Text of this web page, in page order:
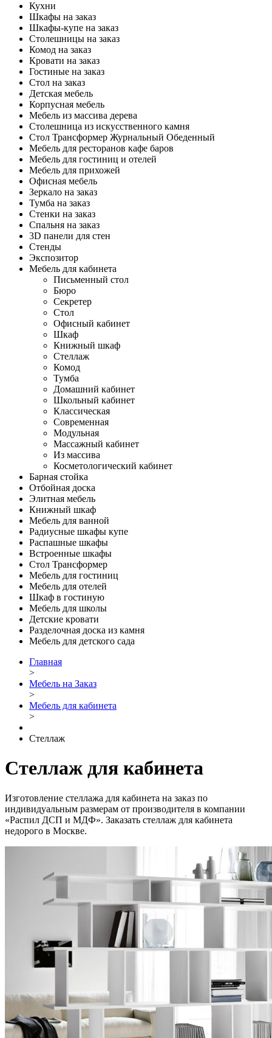
Кухни
Шкафы на заказ
Шкафы-купе на заказ
Столешницы на заказ
Комод на заказ
Кровати на заказ
Гостиные на заказ
Стол на заказ
Детская мебель
Корпусная мебель
Мебель из массива дерева
Столешница из искусственного камня
Стол Трансформер Журнальный Обеденный
Мебель для ресторанов кафе баров
Мебель для гостиниц и отелей
Мебель для прихожей
Офисная мебель
Зеркало на заказ
Тумба на заказ
Стенки на заказ
Спальня на заказ
3D панели для стен
Стенды
Экспозитор
Мебель для кабинета
Письменный стол
Бюро
Секретер
Стол
Офисный кабинет
Шкаф
Книжный шкаф
Стеллаж
Комод
Тумба
Домашний кабинет
Школьный кабинет
Классическая
Современная
Модульная
Массажный кабинет
Из массива
Косметологический кабинет
Барная стойка
Отбойная доска
Элитная мебель
Книжный шкаф
Мебель для ванной
Радиусные шкафы купе
Распашные шкафы
Встроенные шкафы
Стол Трансформер
Мебель для гостиниц
Мебель для отелей
Шкаф в гостиную
Мебель для школы
Детские кровати
Разделочная доска из камня
Мебель для детского сада
Главная
>
Мебель на Заказ
>
Мебель для кабинета
>
Стеллаж
Стеллаж для кабинета
Изготовление стеллажа для кабинета на заказ по
индивидуальным размерам от производителя в компании
«Распил ДСП и МДФ». Заказать стеллаж для кабинета
недорого в Москве.